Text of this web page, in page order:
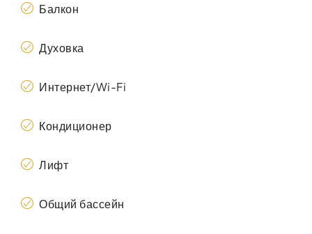
Балкон
Духовка
Интернет/Wi-Fi
Кондиционер
Лифт
Общий бассейн